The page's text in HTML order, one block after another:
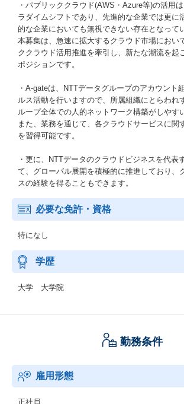
・パブリッククラウド(AWS・Azure等)の活用
ラダイムシフトであり、先進的な企業では更に
的な企業においても無視できない存在となって
本募集は、急速に拡大するクラウド市場におい
ククラウド活用推進を牽引し、新たな潮流を起
ポジションです。
・A-gateは、NTTデータグループのアカウント
ルス活動を行いますので、所属組織にとらわれ
ループ全体での人的ネットワーク構築がしやす
また、業務を通じて、各クラウドサービスに関
を習得可能です。
・更に、NTTデータのクラウドビジネスを代表
て、グローバル展開を積極的に推進しており、
スの経験を得ることもできます。
必要な免許・資格
特になし
学歴
大学 大学院
勤務条件
雇用形態
正社員